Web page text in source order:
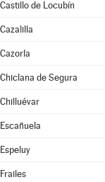
Castillo de Locubín
Cazalilla
Cazorla
Chiclana de Segura
Chilluévar
Escañuela
Espeluy
Frailes